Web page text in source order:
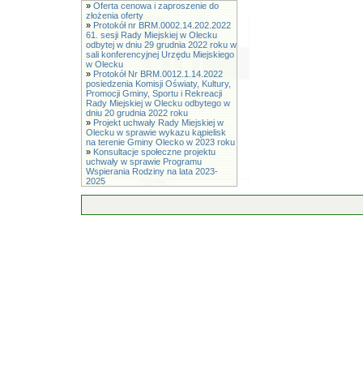
» Oferta cenowa i zaproszenie do
złożenia oferty
» Protokół nr BRM.0002.14.202.2022
61. sesji Rady Miejskiej w Olecku
odbytej w dniu 29 grudnia 2022 roku w
sali konferencyjnej Urzędu Miejskiego
w Olecku
» Protokół Nr BRM.0012.1.14.2022
posiedzenia Komisji Oświaty, Kultury,
Promocji Gminy, Sportu i Rekreacji
Rady Miejskiej w Olecku odbytego w
dniu 20 grudnia 2022 roku
» Projekt uchwały Rady Miejskiej w
Olecku w sprawie wykazu kąpielisk
na terenie Gminy Olecko w 2023 roku
» Konsultacje społeczne projektu
uchwały w sprawie Programu
Wspierania Rodziny na lata 2023-
2025